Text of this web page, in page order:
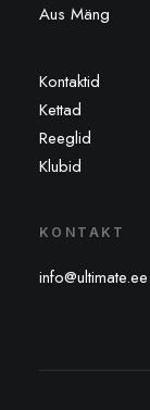
Aus Mäng
Kontaktid
Kettad
Reeglid
Klubid
KONTAKT
info@ultimate.ee